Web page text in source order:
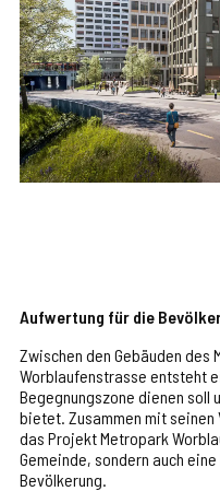
Aufwertung für die
Zwischen den Gebäuden des
Worblaufenstrasse entsteht
Begegnungszone dienen soll
bietet. Zusammen mit
das Projekt Metropark
Gemeinde, sondern auch
Bevölkerung.